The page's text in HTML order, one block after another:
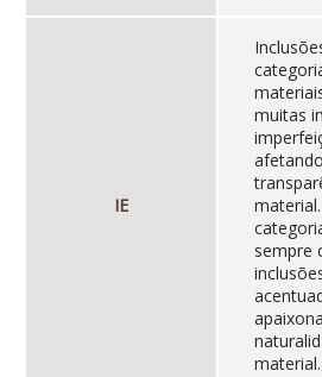
IE
muitas
sempre
material.